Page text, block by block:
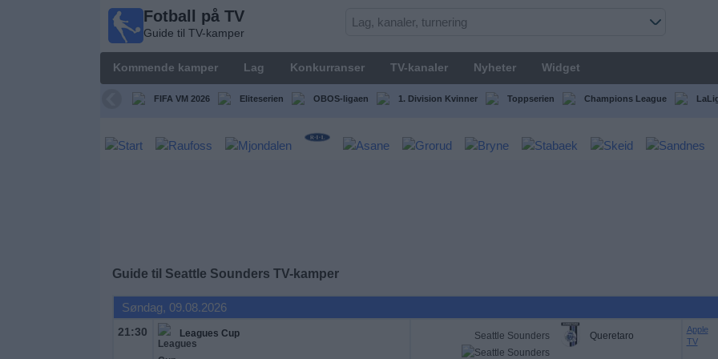
Fotball på TV
Guide til TV-kamper
Kommende kamper Lag Konkurranser TV-kanaler Nyheter Widget
FIFA VM 2026 Eliteserien OBOS-ligaen 1. Division Kvinner Toppserien Champions League
Guide til Seattle Sounders TV-kamper
Søndag, 09.08.2026
21:30 Leagues Cup Seattle Sounders Queretaro
Apple
TV